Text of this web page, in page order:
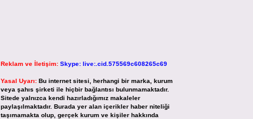
Reklam ve İletişim: Skype: live:.cid.575569c608265c69
Yasal Uyarı: Bu internet sitesi, herhangi bir marka, kurum
veya şahıs şirketi ile hiçbir bağlantısı bulunmamaktadır.
Sitede yalnızca kendi hazırladığımız makaleler
paylaşılmaktadır. Burada yer alan içerikler haber niteliği
taşımamakta olup, gerçek kurum ve kişiler hakkında